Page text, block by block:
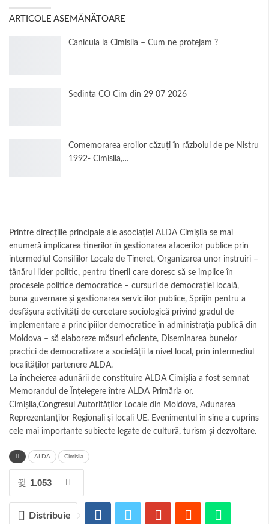
ARTICOLE ASEMĂNĂTOARE
Canicula la Cimislia – Cum ne protejam ?
Sedinta CO Cim din 29 07 2026
Comemorarea eroilor căzuți în războiul de pe Nistru
1992- Cimislia,…
Printre direcțiile principale ale asociației ALDA Cimișlia se mai
enumeră implicarea tinerilor în gestionarea afacerilor publice prin
intermediul Consiliilor Locale de Tineret, Organizarea unor instruiri –
tânărul lider politic, pentru tinerii care doresc să se implice în
procesele politice democratice – cursuri de democrației locală,
buna guvernare și gestionarea serviciilor publice, Sprijin pentru a
desfășura activități de cercetare sociologică privind gradul de
implementare a principiilor democratice în administrația publică din
Moldova – să elaboreze măsuri eficiente, Diseminarea bunelor
practici de democratizare a societății la nivel local, prin intermediul
localităților partenere ALDA.
La încheierea adunării de constituire ALDA Cimișlia a fost semnat
Memorandul de Înţelegere între ALDA Primăria or.
Cimişlia,Congresul Autorităților Locale din Moldova, Adunarea
Reprezentanților Regionali și locali UE. Evenimentul în sine a cuprins
cele mai importante subiecte legate de cultură, turism şi dezvoltare.
ALDA Cimislia
1.053
Distribuie